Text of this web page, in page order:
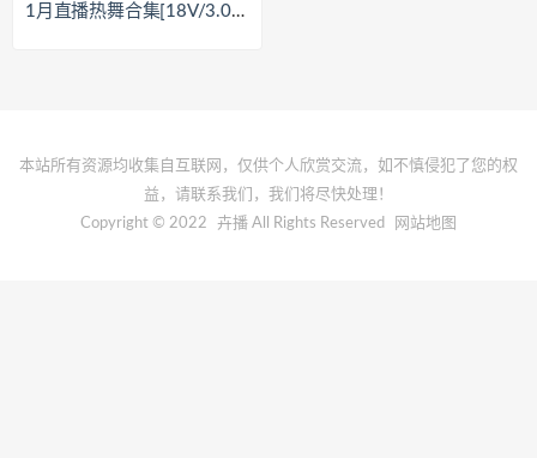
1月直播热舞合集[18V/3.09
本站所有资源均收集自互联网，仅供个人欣赏交流，如不慎侵犯了您的权
益，请联系我们，我们将尽快处理！
Copyright © 2022
卉播 All Rights Reserved 网站地图